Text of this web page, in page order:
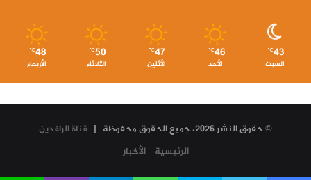
43
℃
السبت
46
℃
الأحد
47
℃
الأثنين
50
℃
الثلاثاء
48
℃
الأربعاء
© حقوق النشر 2026، جميع الحقوق محفوظة |
قناة الرافدين
الرئيسية
الأخبار